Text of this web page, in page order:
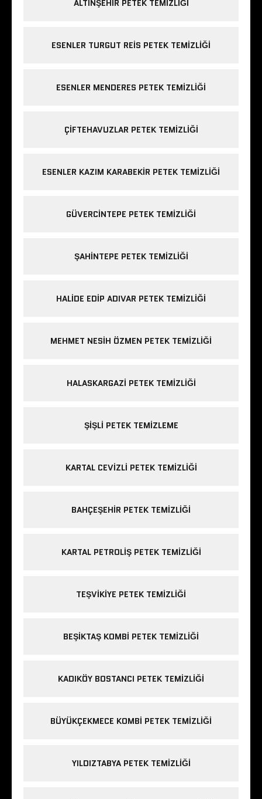
ALTINŞEHIR PETEK TEMIZLIĞI
ESENLER TURGUT REIS PETEK TEMIZLIĞI
ESENLER MENDERES PETEK TEMIZLIĞI
ÇIFTEHAVUZLAR PETEK TEMIZLIĞI
ESENLER KAZIM KARABEKIR PETEK TEMIZLIĞI
GÜVERCINTEPE PETEK TEMIZLIĞI
ŞAHINTEPE PETEK TEMIZLIĞI
HALIDE EDIP ADIVAR PETEK TEMIZLIĞI
MEHMET NESIH ÖZMEN PETEK TEMIZLIĞI
HALASKARGAZI PETEK TEMIZLIĞI
ŞIŞLI PETEK TEMIZLEME
KARTAL CEVIZLI PETEK TEMIZLIĞI
BAHÇEŞEHIR PETEK TEMIZLIĞI
KARTAL PETROLIŞ PETEK TEMIZLIĞI
TEŞVIKIYE PETEK TEMIZLIĞI
BEŞIKTAŞ KOMBI PETEK TEMIZLIĞI
KADIKÖY BOSTANCI PETEK TEMIZLIĞI
BÜYÜKÇEKMECE KOMBI PETEK TEMIZLIĞI
YILDIZTABYA PETEK TEMIZLIĞI